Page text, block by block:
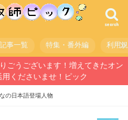
search
記事一覧 特集・番外編 利用
ごうございます！増えてきたオン
くださいませ！ピック
の日本語登場人物